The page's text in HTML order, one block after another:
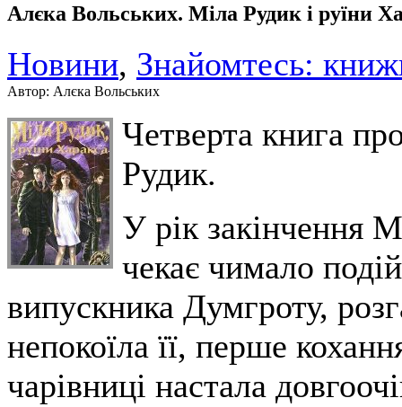
Алєка Вольських. Міла Рудик і руїни
Новини, Знайомтесь:
Автор: Алєка Вольських
Четверта книга
Рудик.
У рік закінчення
чекає чимало
випускника Думгроту,
непокоїла її, перше
чарівниці настала